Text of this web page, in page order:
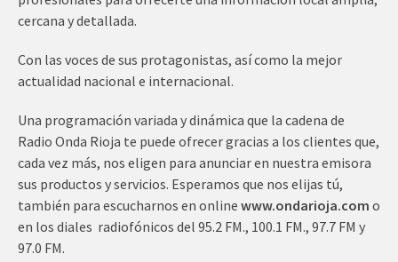
cercana y detallada.
Con las voces de sus protagonistas, así como la mejor
actualidad nacional e internacional.
Una programación variada y dinámica que la cadena de
Radio Onda Rioja te puede ofrecer gracias a los clientes que,
cada vez más, nos eligen para anunciar en nuestra emisora
sus productos y servicios. Esperamos que nos elijas tú,
también para escucharnos en online www.ondarioja.com o
en los diales radiofónicos del 95.2 FM., 100.1 FM., 97.7 FM y
97.0 FM.